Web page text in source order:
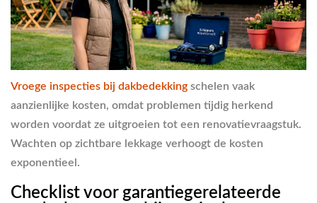
Vroege inspecties bij dakbedekking schelen vaak
aanzienlijke kosten, omdat problemen tijdig herkend
worden voordat ze uitgroeien tot een renovatievraagstuk.
Wachten op zichtbare lekkage verhoogt de kosten
exponentieel.
Checklist voor garantiegerelateerde